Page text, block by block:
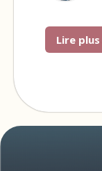
Lire plus